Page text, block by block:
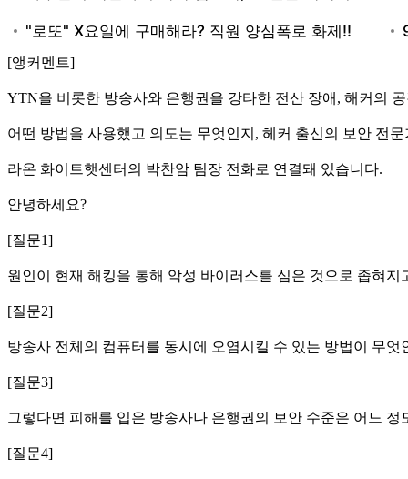
[앵커멘트]
YTN을 비롯한 방송사와 은행권을 강타한 전산 장애, 해커의
어떤 방법을 사용했고 의도는 무엇인지, 헤커 출신의 보안 전
라온 화이트햇센터의 박찬암 팀장 전화로 연결돼 있습니다.
안녕하세요?
[질문1]
원인이 현재 해킹을 통해 악성 바이러스를 심은 것으로 좁혀지
[질문2]
방송사 전체의 컴퓨터를 동시에 오염시킬 수 있는 방법이 무엇
[질문3]
그렇다면 피해를 입은 방송사나 은행권의 보안 수준은 어느 정
[질문4]